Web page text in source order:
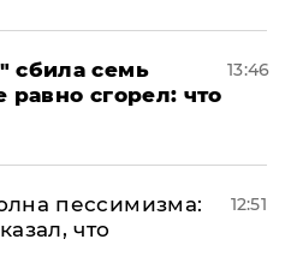
сбила семь
равно сгорел: что
13:46
пессимизма:
что
12:51